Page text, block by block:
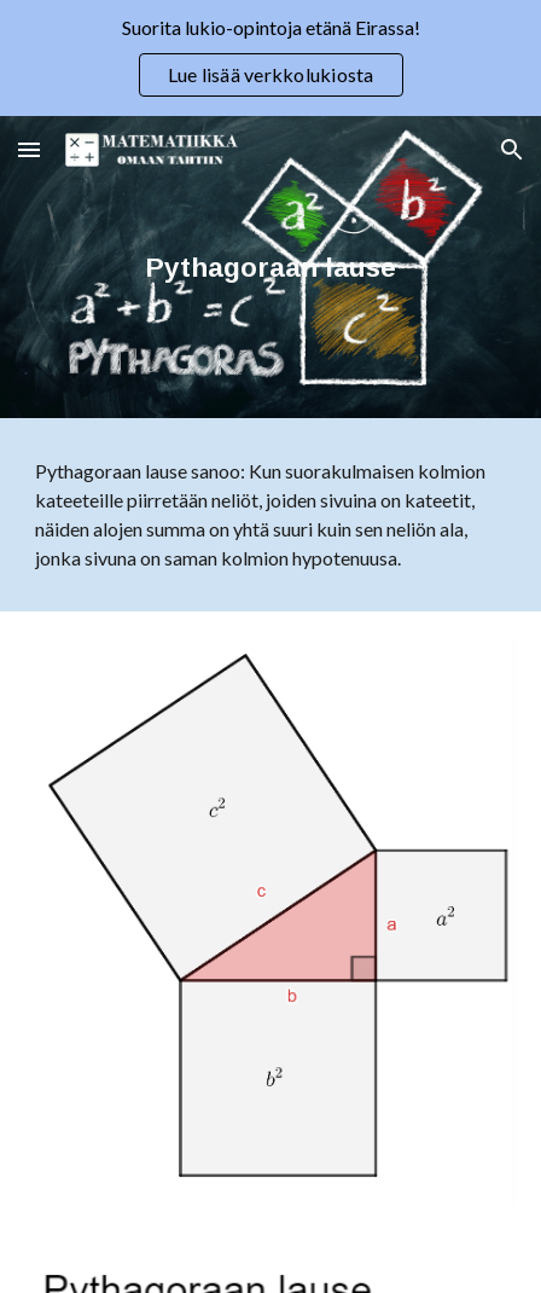
Suorita lukio-opintoja etänä Eirassa!
Lue lisää verkkolukiosta
Pythagoraan lause
Pythagoraan lause sanoo: Kun suorakulmaisen kolmion
kateeteille piirretään neliöt, joiden sivuina on kateetit,
näiden alojen summa on yhtä suuri kuin sen neliön ala,
jonka sivuna on saman kolmion hypotenuusa.